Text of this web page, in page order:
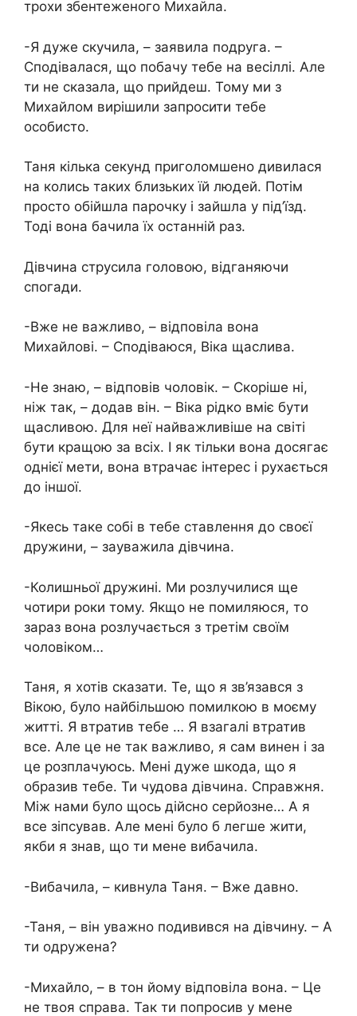
трохи збентеженого Михайла.
-Я дуже скучила, – заявила подруга. –
Сподівалася, що побачу тебе на весіллі. Але
ти не сказала, що прийдеш. Тому ми з
Михайлом вирішили запросити тебе
особисто.
Таня кілька секунд приголомшено дивилася
на колись таких близьких їй людей. Потім
просто обійшла парочку і зайшла у під’їзд.
Тоді вона бачила їх останній раз.
Дівчина струсила головою, відганяючи
спогади.
-Вже не важливо, – відповіла вона
Михайлові. – Сподіваюся, Віка щаслива.
-Не знаю, – відповів чоловік. – Скоріше ні,
ніж так, – додав він. – Віка рідко вміє бути
щасливою. Для неї найважливіше на світі
бути кращою за всіх. І як тільки вона досягає
однієї мети, вона втрачає інтерес і рухається
до іншої.
-Якесь таке собі в тебе ставлення до своєї
дружини, – зауважила дівчина.
-Колишньої дружині. Ми розлучилися ще
чотири роки тому. Якщо не помиляюся, то
зараз вона розлучається з третім своїм
чоловіком…
Таня, я хотів сказати. Те, що я зв’язався з
Вікою, було найбільшою помилкою в моєму
житті. Я втратив тебе … Я взагалі втратив
все. Але це не так важливо, я сам винен і за
це розплачуюсь. Мені дуже шкода, що я
образив тебе. Ти чудова дівчина. Справжня.
Між нами було щось дійсно серйозне… А я
все зіпсував. Але мені було б легше жити,
якби я знав, що ти мене вибачила.
-Вибачила, – кивнула Таня. – Вже давно.
-Таня, – він уважно подивився на дівчину. – А
ти одружена?
-Михайло, – в тон йому відповіла вона. – Це
не твоя справа. Так ти попросив у мене